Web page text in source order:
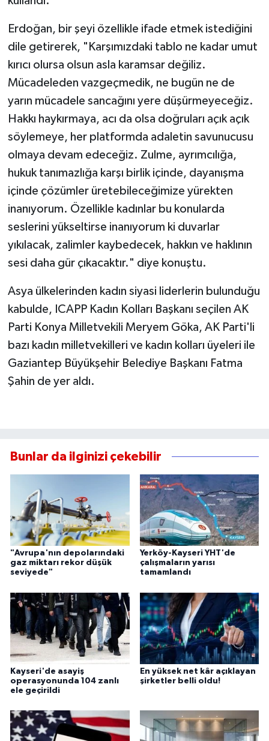
Erdoğan, bir şeyi özellikle ifade etmek istediğini
dile getirerek, "Karşımızdaki tablo ne kadar umut
kırıcı olursa olsun asla karamsar değiliz.
Mücadeleden vazgeçmedik, ne bugün ne de
yarın mücadele sancağını yere düşürmeyeceğiz.
Hakkı haykırmaya, acı da olsa doğruları açık açık
söylemeye, her platformda adaletin savunucusu
olmaya devam edeceğiz. Zulme, ayrımcılığa,
hukuk tanımazlığa karşı birlik içinde, dayanışma
içinde çözümler üretebileceğimize yürekten
inanıyorum. Özellikle kadınlar bu konularda
seslerini yükseltirse inanıyorum ki duvarlar
yıkılacak, zalimler kaybedecek, hakkın ve haklının
sesi daha gür çıkacaktır." diye konuştu.
Asya ülkelerinden kadın siyasi liderlerin bulunduğu
kabulde, ICAPP Kadın Kolları Başkanı seçilen AK
Parti Konya Milletvekili Meryem Göka, AK Parti'li
bazı kadın milletvekilleri ve kadın kolları üyeleri ile
Gaziantep Büyükşehir Belediye Başkanı Fatma
Şahin de yer aldı.
Bunlar da ilginizi çekebilir
"Avrupa'nın depolarındaki
gaz miktarı rekor düşük
seviyede"
Yerköy-Kayseri YHT'de
çalışmaların yarısı
tamamlandı
Kayseri'de asayiş
operasyonunda 104 zanlı
ele geçirildi
En yüksek net kâr açıklayan
şirketler belli oldu!